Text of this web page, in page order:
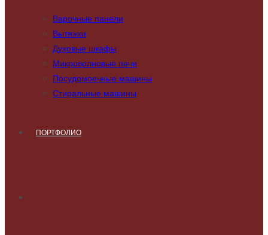
Варочные панели
Вытяжки
Духовые шкафы
Микроволновые печи
Посудомоечные машины
Стиральные машины
ПОРТФОЛИО